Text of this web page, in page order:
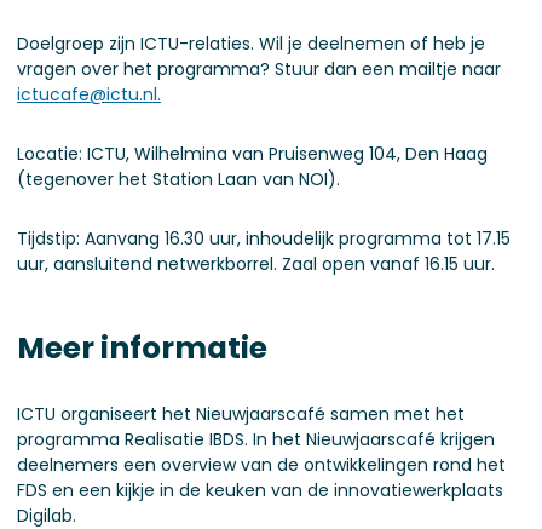
Doelgroep zijn ICTU-relaties. Wil je deelnemen of heb je
vragen over het programma? Stuur dan een mailtje naar
ictucafe@ictu.nl.
Locatie: ICTU, Wilhelmina van Pruisenweg 104, Den Haag
(tegenover het Station Laan van NOI).
Tijdstip: Aanvang 16.30 uur, inhoudelijk programma tot 17.15
uur, aansluitend netwerkborrel. Zaal open vanaf 16.15 uur.
Meer informatie
ICTU organiseert het Nieuwjaarscafé samen met het
programma Realisatie IBDS. In het Nieuwjaarscafé krijgen
deelnemers een overview van de ontwikkelingen rond het
FDS en een kijkje in de keuken van de innovatiewerkplaats
Digilab.